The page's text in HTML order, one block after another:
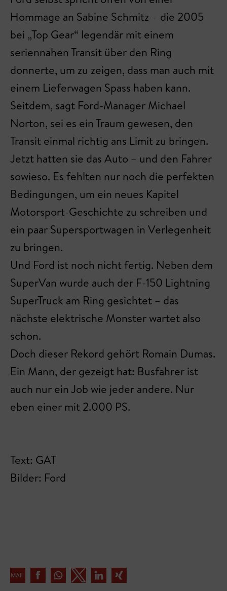
Hommage an Sabine Schmitz – die 2005
bei „Top Gear“ legendär mit einem
seriennahen Transit über den Ring
donnerte, um zu zeigen, dass man auch mit
einem Lieferwagen Spass haben kann.
Seitdem, sagt Ford-Manager Michael
Norton, sei es ein Traum gewesen, den
Transit einmal richtig ans Limit zu bringen.
Jetzt hatten sie das Auto – und den Fahrer
sowieso. Es fehlten nur noch die perfekten
Bedingungen, um ein neues Kapitel
Motorsport-Geschichte zu schreiben und
ein paar Supersportwagen in Verlegenheit
zu bringen.
Und Ford ist noch nicht fertig. Neben dem
SuperVan wurde auch der F-150 Lightning
SuperTruck am Ring gesichtet – das
nächste elektrische Monster wartet also
schon.
Doch dieser Rekord gehört Romain Dumas.
Ein Mann, der gezeigt hat: Busfahrer ist
auch nur ein Job wie jeder andere. Nur
eben einer mit 2.000 PS.
Text: GAT
Bilder: Ford